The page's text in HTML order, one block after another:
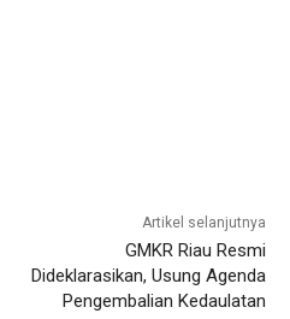
Artikel selanjutnya
GMKR Riau Resmi
Dideklarasikan, Usung Agenda
Pengembalian Kedaulatan